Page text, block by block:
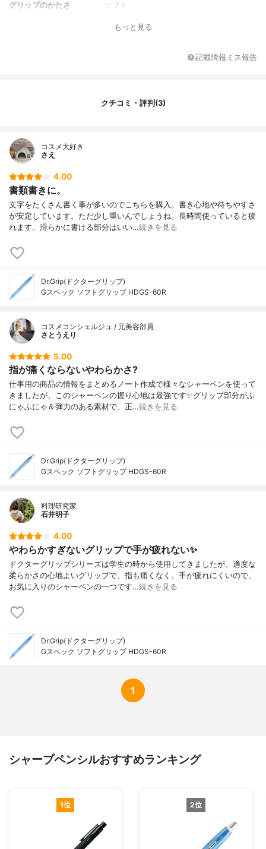
グリップのかたさ
ソフト
プラスチック軸
もっと見る
記載情報ミス報告
クチコミ・評判(3)
コスメ大好き
さえ
4.00
書類書きに。
文字をたくさん書く事が多いのでこちらを購入。書き心地や待ちやすさ
が安定しています。ただ少し重いんでしょうね。長時間使っていると疲
れます。滑らかに書ける部分はいい…続きを見る
Dr.Grip(ドクターグリップ)
Gスペック ソフトグリップ HDGS-60R
コスメコンシェルジュ / 元美容部員
さとうえり
5.00
指が痛くならないやわらかさ?
仕事用の商品の情報をまとめるノート作成で様々なシャーペンを使って
きましたが、このシャーペンの握り心地は最強です✨グリップ部分がふ
にゃふにゃ＆弾力のある素材で、正…続きを見る
Dr.Grip(ドクターグリップ)
Gスペック ソフトグリップ HDGS-60R
料理研究家
石井明子
4.00
やわらかすぎないグリップで手が疲れない✨
ドクターグリップシリーズは学生の時から使用してきましたが、適度な
柔らかさの心地よいグリップで、指も痛くなく、手が疲れにくいので、
お気に入りのシャーペンの一つです…続きを見る
Dr.Grip(ドクターグリップ)
Gスペック ソフトグリップ HDGS-60R
1
シャープペンシルおすすめランキング
1位 2位